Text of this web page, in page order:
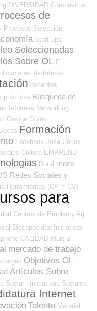
DIVERSIDAD Coronavirus
de
Procesos Selección
Start-ups
Seleccionadas
Sobre OL F
de Interés
docentes
prácticas Búsqueda de
Informes Networking
On-line Guías
Formación
Facebook José Carlos
Cultura EMPREND
Rural redes
Redes Sociales y
Herramientas (CP Y CV)
para
Centros de Empleo y Ag.
Discapacidad Iniciativas
CALIDAD Murcia
mercado de trabajo
Objetivos OL
Artículos Sobre
Social - Iniciativas Sociales
Internet
Talento Material